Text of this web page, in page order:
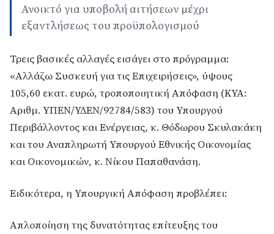
Ανοικτό για υποβολή αιτήσεων μέχρι
εξαντλήσεως του προϋπολογισμού
Τρεις βασικές αλλαγές εισάγει στο πρόγραμμα:
«Αλλάζω Συσκευή για τις Επιχειρήσεις», ύψους
105,60 εκατ. ευρώ, τροποποιητική Απόφαση (ΚΥΑ:
Αριθμ. ΥΠΕΝ/ΥΔΕΝ/92784/583) του Υπουργού
Περιβάλλοντος και Ενέργειας, κ. Θόδωρου Σκυλακάκη
και του Αναπληρωτή Υπουργού Εθνικής Οικονομίας
και Οικονομικών, κ. Νίκου Παπαθανάση.
Ειδικότερα, η Υπουργική Απόφαση προβλέπει:
Απλοποίηση της δυνατότητας επίτευξης του